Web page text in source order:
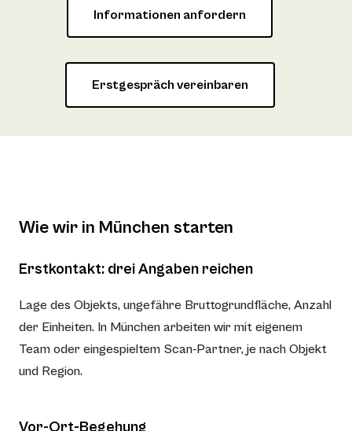
Informationen anfordern
Erstgespräch vereinbaren
Wie wir in München starten
Erstkontakt: drei Angaben reichen
Lage des Objekts, ungefähre Bruttogrundfläche, Anzahl
der Einheiten. In München arbeiten wir mit eigenem
Team oder eingespieltem Scan-Partner, je nach Objekt
und Region.
Vor-Ort-Begehung